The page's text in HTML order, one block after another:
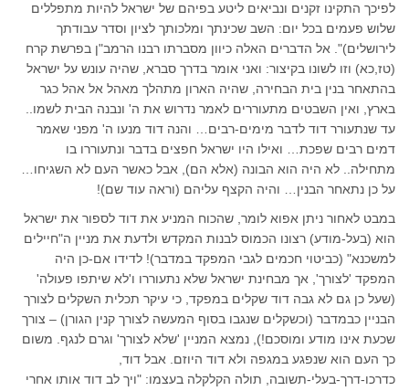
לפיכך התקינו זקנים ונביאים ליטע בפיהם של ישראל להיות מתפללים
שלוש פעמים בכל יום: השב שכינתך ומלכותך לציון וסדר עבודתך
לירושלים)". אל הדברים האלה כיוון מסברתו רבנו הרמב"ן בפרשת קרח
(טז,כא) וזו לשונו בקיצור: ואני אומר בדרך סברא, שהיה עונש על ישראל
בהתאחר בנין בית הבחירה, שהיה הארון מתהלך מאהל אל אהל כגר
בארץ, ואין השבטים מתעוררים לאמר נדרוש את ה' ונבנה הבית לשמו..
עד שנתעורר דוד לדבר מימים-רבים… והנה דוד מנעו ה' מפני שאמר
דמים רבים שפכת… ואילו היו ישראל חפצים בדבר ונתעוררו בו
מתחילה.. לא היה הוא הבונה (אלא הם), אבל כאשר העם לא השגיחו…
על כן נתאחר הבנין… והיה הקצף עליהם (וראה עוד שם)!
במבט לאחור ניתן אפוא לומר, שהכוח המניע את דוד לספור את ישראל
הוא (בעל-מודע) רצונו הכמוס לבנות המקדש ולדעת את מניין ה"חיילים
למשכנא" (כביטוי חכמים לגבי המפקד במדבר)! לדידו אם-כן היה
המפקד 'לצורך', אך מבחינת ישראל שלא נתעוררו ו'לא שיתפו פעולה'
(שעל כן גם לא גבה דוד שקלים במפקד, כי עיקר תכלית השקלים לצורך
הבניין כבמדבר (וכשקלים שנגבו בסוף המעשה לצורך קנין הגורן) – צורך
שכעת אינו מודע ומוסכם!), נמצא המניין 'שלא לצורך' וגרם לנגף. משום
כך העם הוא שנפגע במגפה ולא דוד היוזם. אבל דוד,
כדרכו-דרך-בעלי-תשובה, תולה הקלקלה בעצמו: "ויך לב דוד אותו אחרי